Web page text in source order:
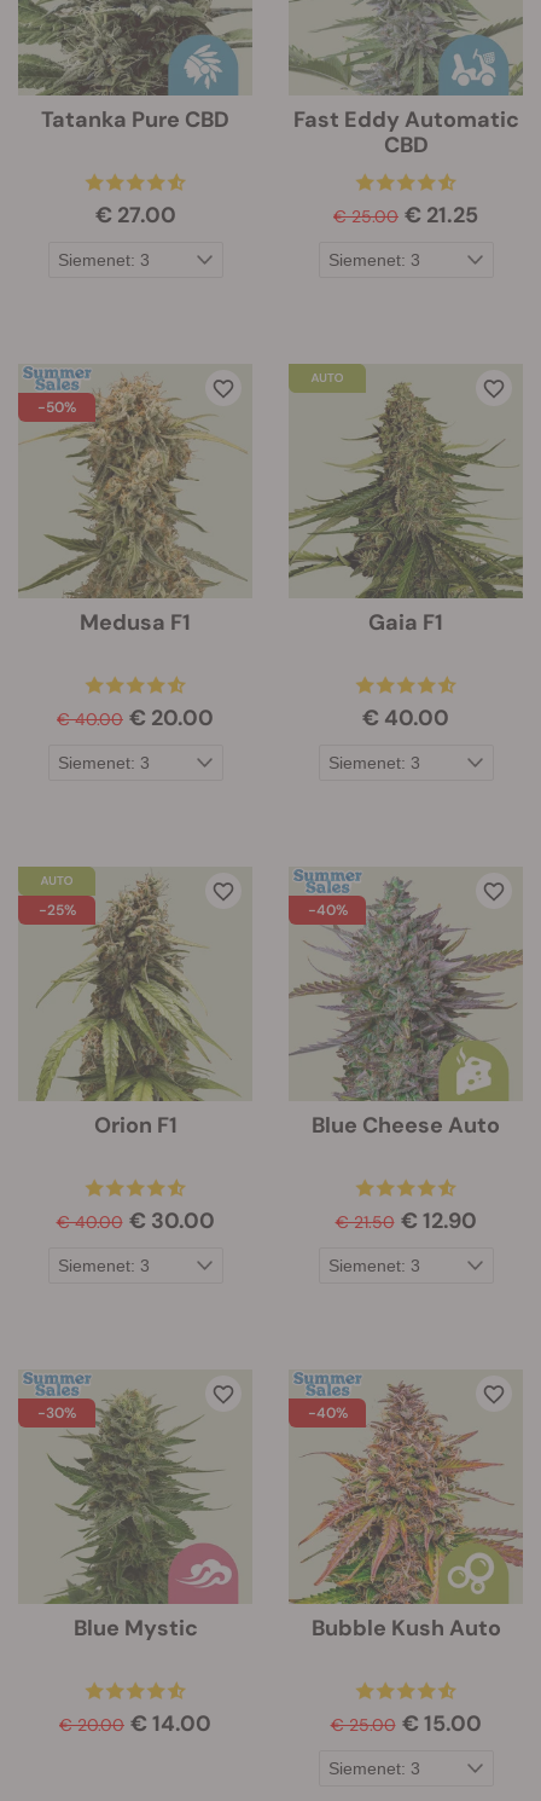
Tatanka Pure CBD
€ 27.00
Fast Eddy Automatic
CBD
€ 25.00 € 21.25
-50%
Medusa F1
€ 40.00 € 20.00
Gaia F1
€ 40.00
-25%
Orion F1
€ 40.00 € 30.00
-40%
Blue Cheese Auto
€ 21.50 € 12.90
-30%
Blue Mystic
€ 20.00 € 14.00
-40%
Bubble Kush Auto
€ 25.00 € 15.00